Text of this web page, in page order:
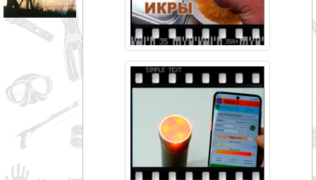
слова
Точное
совпадение
Категории
Производитель
_JSHOP_SEARCH_COINS